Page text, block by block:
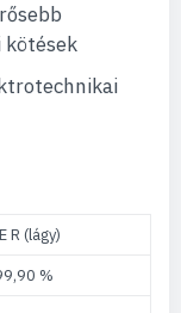
R (lágy)
%